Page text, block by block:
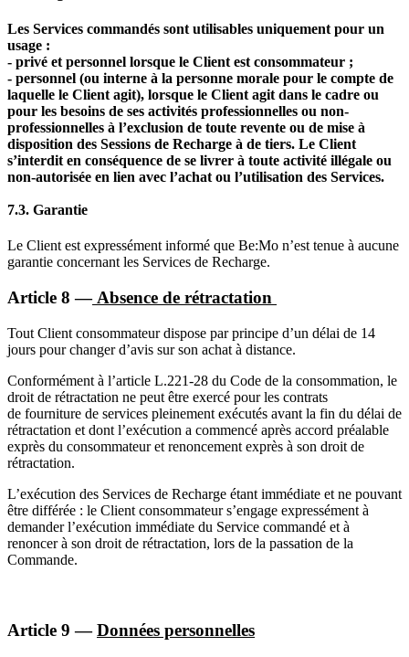
Les Services commandés sont utilisables uniquement pour un
usage :
- privé et personnel lorsque le Client est consommateur ;
- personnel (ou interne à la personne morale pour le compte de
laquelle le Client agit), lorsque le Client agit dans le cadre ou
pour les besoins de ses activités professionnelles ou non-
professionnelles à l’exclusion de toute revente ou de mise à
disposition des Sessions de Recharge à de tiers. Le Client
s’interdit en conséquence de se livrer à toute activité illégale ou
non-autorisée en lien avec l’achat ou l’utilisation des Services.
7.3. Garantie
Le Client est expressément informé que Be:Mo n’est tenue à aucune
garantie concernant les Services de Recharge.
Article 8 —Absence de rétractation
Tout Client consommateur dispose par principe d’un délai de 14
jours pour changer d’avis sur son achat à distance.
Conformément à l’article L.221-28 du Code de la consommation, le
droit de rétractation ne peut être exercé pour les contrats
de fourniture de services pleinement exécutés avant la fin du délai de
rétractation et dont l’exécution a commencé après accord préalable
exprès du consommateur et renoncement exprès à son droit de
rétractation.
L’exécution des Services de Recharge étant immédiate et ne pouvant
être différée : le Client consommateur s’engage expressément à
demander l’exécution immédiate du Service commandé et à
renoncer à son droit de rétractation, lors de la passation de la
Commande.
Article 9 —Données personnelles